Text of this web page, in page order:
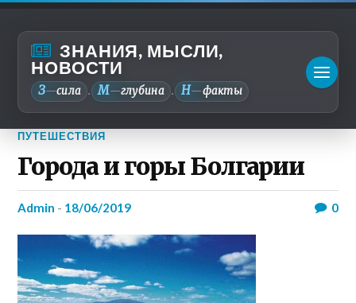
ЗНАНИЯ, МЫСЛИ,
НОВОСТИ
З—сила . М—глубина . Н—факты
ПУТЕШЕСТВИЯ
Города и горы Болгарии
admin - 18/06/2019 0